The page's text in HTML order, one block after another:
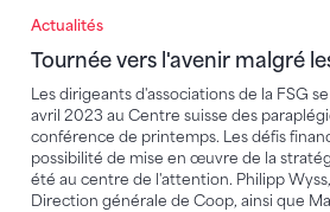
Actualités
Tournée vers l'avenir malgré
Les dirigeants d'associations de la FSG
avril 2023 au Centre suisse des
conférence de printemps. Les défis
possibilité de mise en œuvre de la
été au centre de l'attention. Philipp
Direction générale de Coop, ainsi que
Tournée vers l'avenir malgré les